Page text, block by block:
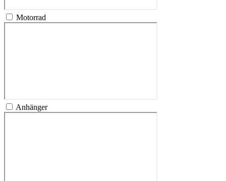
Motorrad
Anhänger